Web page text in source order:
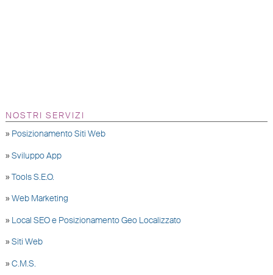
NOSTRI SERVIZI
» Posizionamento Siti Web
» Sviluppo App
» Tools S.E.O.
» Web Marketing
» Local SEO e Posizionamento Geo Localizzato
» Siti Web
» C.M.S.